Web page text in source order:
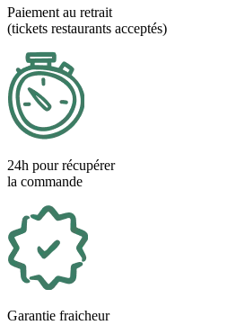
Paiement au retrait
(tickets restaurants acceptés)
24h pour récupérer
la commande
Garantie fraicheur